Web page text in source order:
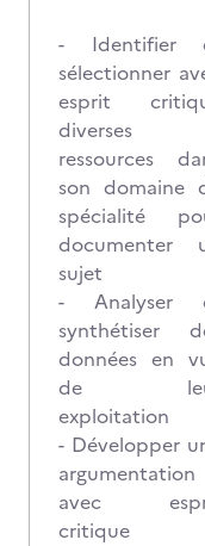
- Identifier
sélectionner
esprit
diverses
ressources
son domaine
spécialité
documenter
sujet
- Analyser
synthétiser
données en
de
exploitation
- Développer
argumentation
avec
critique